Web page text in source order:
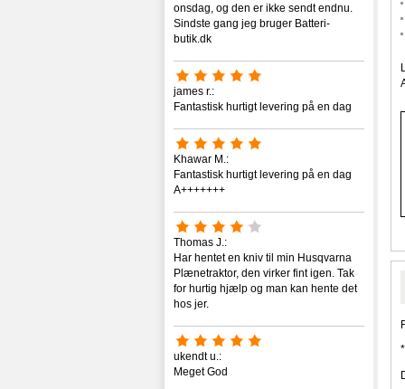
onsdag, og den er ikke sendt endnu.
Sindste gang jeg bruger Batteri-
butik.dk
james r.:
Fantastisk hurtigt levering på en dag
Khawar M.:
Fantastisk hurtigt levering på en dag
A+++++++
Thomas J.:
Har hentet en kniv til min Husqvarna
Plænetraktor, den virker fint igen. Tak
for hurtig hjælp og man kan hente det
hos jer.
ukendt u.:
Meget God